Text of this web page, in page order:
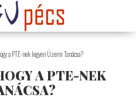
a PTE-nek legyen Üzemi Tanácsa?
A PTE-NEK